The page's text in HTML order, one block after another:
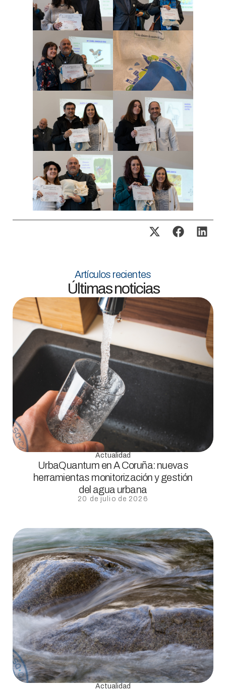
Artículos recientes
Últimas noticias
Actualidad
UrbaQuantum en A Coruña: nuevas
herramientas monitorización y gestión
del agua urbana
20 de julio de 2026
Actualidad